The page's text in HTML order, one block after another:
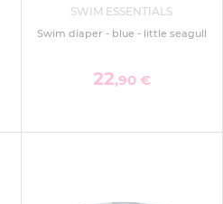
SWIM ESSENTIALS
Swim diaper - blue - little seagull
22,90 €